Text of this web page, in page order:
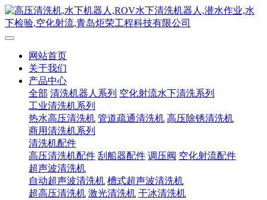
网站首页
关于我们
产品中心
全部 清洗机器人系列 空化射流水下清洗系列
工业清洗机系列
热水高压清洗机 管道疏通清洗机 高压除锈清洗机
商用清洗机系列
清洗机配件
高压清洗机配件 刮船器配件 调压阀 空化射流配件
超声波清洗机
自动超声波清洗机 槽式超声波清洗机
超高压清洗机 激光清洗机 干冰清洗机